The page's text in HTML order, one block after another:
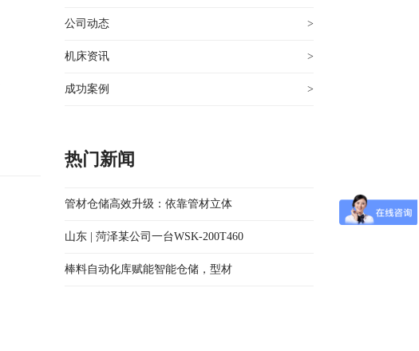
公司动态 >
机床资讯 >
成功案例 >
热门新闻
管材仓储高效升级：依靠管材立体
山东 | 菏泽某公司一台WSK-200T460
棒料自动化库赋能智能仓储，型材